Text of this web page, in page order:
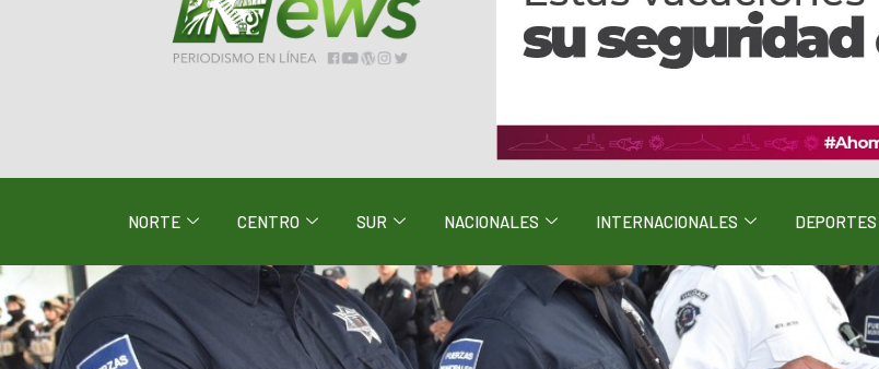
NORTE CENTRO SUR NACIONALES INTERNACIONALES DEPORTES